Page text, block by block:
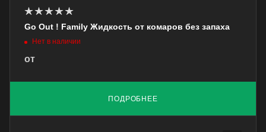
Go Out ! Family Жидкость от комаров без запаха
Нет в наличии
от
ПОДРОБНЕЕ